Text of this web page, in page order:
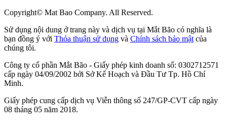
Copyright© Mat Bao Company. All Reserved.
Sử dụng nội dung ở trang này và dịch vụ tại Mắt Bão có nghĩa là
bạn đồng ý với Thỏa thuận sử dụng và Chính sách bảo mật của
chúng tôi.
Công ty cổ phần Mắt Bão - Giấy phép kinh doanh số: 0302712571
cấp ngày 04/09/2002 bởi Sở Kế Hoạch và Đầu Tư Tp. Hồ Chí
Minh.
Giấy phép cung cấp dịch vụ Viễn thông số 247/GP-CVT cấp ngày
08 tháng 05 năm 2018.